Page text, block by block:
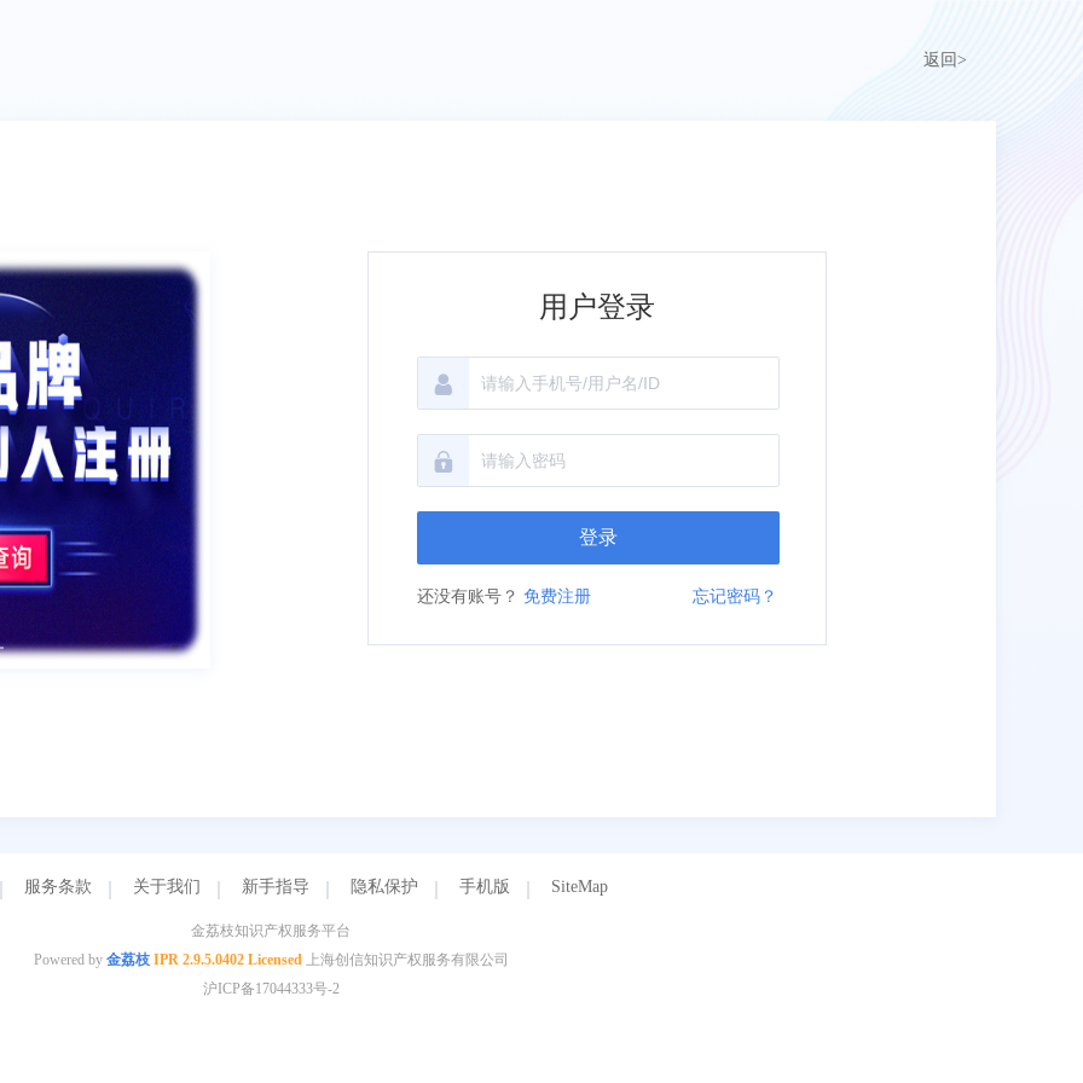
返回>
用户登录
登录
还没有账号？ 免费注册 忘记密码？
服务条款 关于我们 新手指导 隐私保护 手机版 SiteMap
金荔枝知识产权服务平台
Powered by 金荔枝 IPR 2.9.5.0402 Licensed上海创信知识产权服务有限公司
沪ICP备17044333号-2